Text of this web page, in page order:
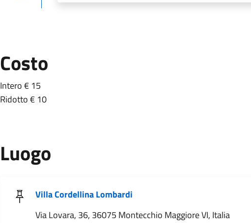
Costo
Intero € 15
Ridotto € 10
Luogo
Villa Cordellina Lombardi
Via Lovara, 36, 36075 Montecchio Maggiore VI, Italia